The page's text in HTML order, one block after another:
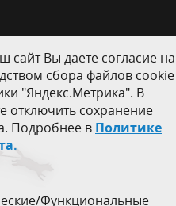
сайт Вы даете согласие на
сбора файлов cookie
"Яндекс.Метрика". В
отключить сохранение
Подробнее в Политике
Функциональные